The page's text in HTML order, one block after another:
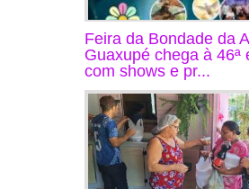
Feira da Bondade da
Guaxupé chega à 46ª
com shows e pr...